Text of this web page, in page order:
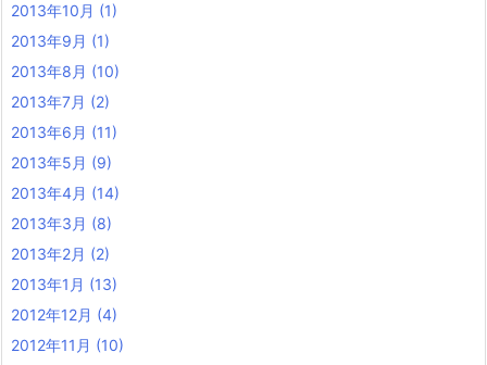
2013年10月 (1)
2013年9月 (1)
2013年8月 (10)
2013年7月 (2)
2013年6月 (11)
2013年5月 (9)
2013年4月 (14)
2013年3月 (8)
2013年2月 (2)
2013年1月 (13)
2012年12月 (4)
2012年11月 (10)